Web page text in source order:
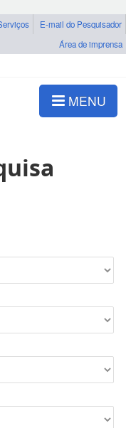
E-mail do Pesquisador
Área de imprensa
MENU